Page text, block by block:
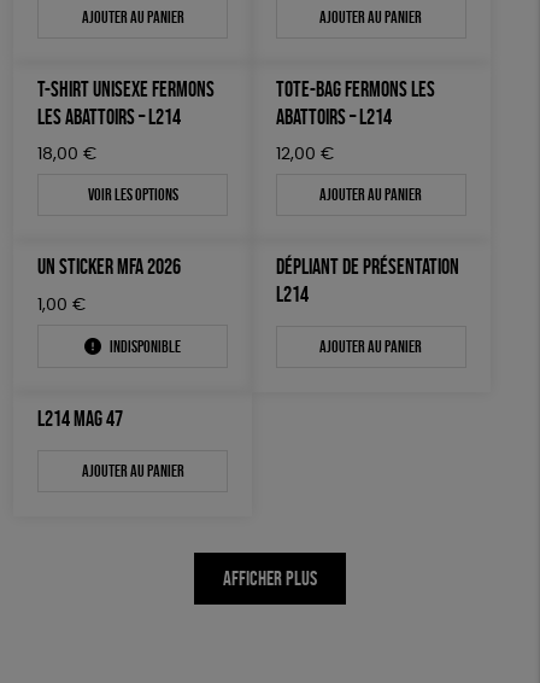
OUTILS ÉDUCATIFS
AUTRES OUTILS ÉDUCATIFS
CUISINE / NUTRITION
BD / ILLUSTRÉS
ESSAIS
Ajouter au panier Ajouter au panier
T-SHIRT UNISEXE FERMONS
LES ABATTOIRS – L214
18,00 €
Voir les options
TOTE-BAG FERMONS LES
ABATTOIRS – L214
12,00 €
Ajouter au panier
UN STICKER MFA 2026
1,00 €
Indisponible
DÉPLIANT DE PRÉSENTATION
L214
Ajouter au panier
L214 MAG 47
Ajouter au panier
AFFICHER PLUS